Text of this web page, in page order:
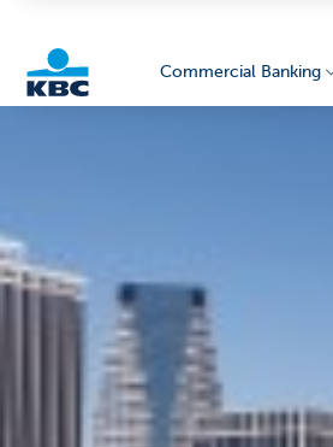
Commercial Banking